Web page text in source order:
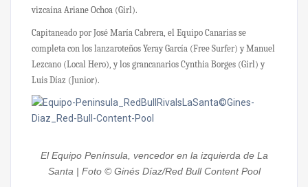
vizcaína Ariane Ochoa (Girl).
Capitaneado por José María Cabrera, el Equipo Canarias se
completa con los lanzaroteños Yeray García (Free Surfer) y Manuel
Lezcano (Local Hero), y los grancanarios Cynthia Borges (Girl) y
Luis Díaz (Junior).
El Equipo Península, vencedor en la izquierda de La
Santa | Foto © Ginés Díaz/Red Bull Content Pool